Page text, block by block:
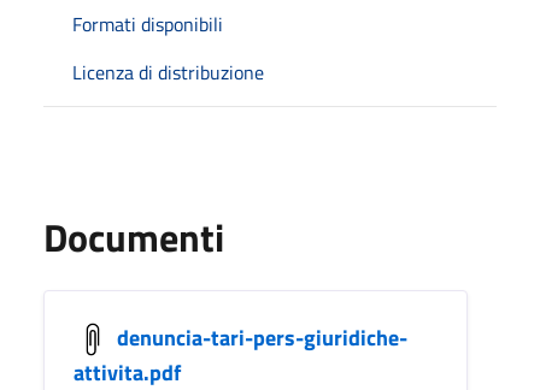
Formati disponibili
Licenza di distribuzione
Documenti
denuncia-tari-pers-giuridiche-
attivita.pdf